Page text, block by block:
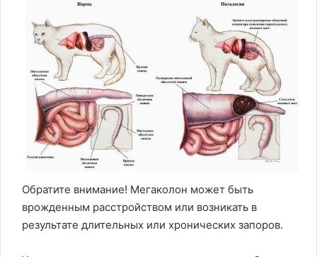
Обратите внимание! Мегаколон может быть
врожденным расстройством или возникать в
результате длительных или хронических запоров.